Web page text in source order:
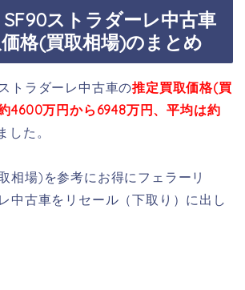
ストラダーレ中古車
格(買取相場)のまとめ
トラダーレ中古車の推定買取価格(買
4600万円から6948万円、平均は約
した。
相場)を参考にお得にフェラーリ
中古車をリセール（下取り）に出し